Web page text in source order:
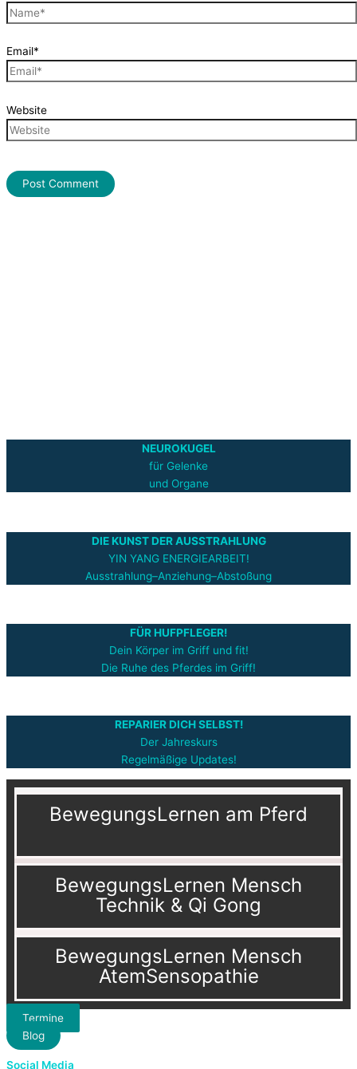
Email*
Website
NEUROKUGEL
für Gelenke
und Organe
DIE KUNST DER AUSSTRAHLUNG
YIN YANG ENERGIEARBEIT!
Ausstrahlung–Anziehung–Abstoßung
FÜR HUFPFLEGER!
Dein Körper im Griff und fit!
Die Ruhe des Pferdes im Griff!
REPARIER DICH SELBST!
Der Jahreskurs
Regelmäßige Updates!
BewegungsLernen am Pferd
BewegungsLernen Mensch
Technik & Qi Gong
BewegungsLernen Mensch
AtemSensopathie
Termine
Blog
Social Media